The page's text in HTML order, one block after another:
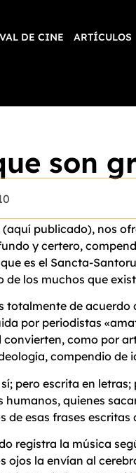
DE CINE ARTÍCULOS
son
(aquí publicado), nos
y certero,
es el Sancta-
los muchos que
totalmente de acuerdo
por periodistas
convierten, como por
compendio de
pero escrita en
humanos, quienes
de esas frases
registra la música
ojos la envían al